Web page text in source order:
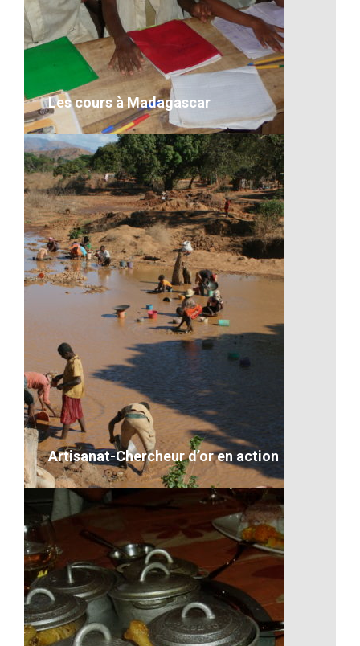
Artisanat-La couture à
Madagascar
VOIR LE DÉTAIL
Les cours à Madagascar
Les cours à Madagascar
VOIR LE DÉTAIL
Artisanat-Chercheur d’or en action